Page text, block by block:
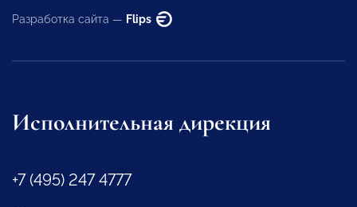
Разработка сайта — Flips
Исполнительная дирекция
+7 (495) 247 4777